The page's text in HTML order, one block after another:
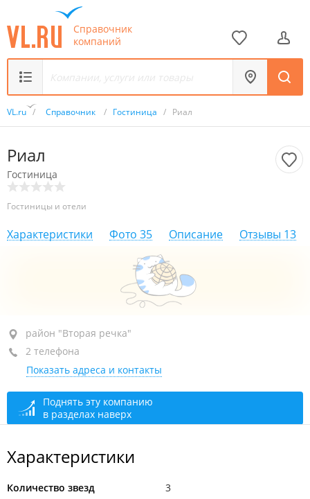
Справочник
компаний
VL.ru / Справочник / Гостиница / Риал
Риал
Гостиница
Гостиницы и отели
Характеристики Фото 35 Описание Отзывы 13
район "Вторая речка", пр-т 100-летия Владивостока,
124А
+7 (423) 233-00-71
+7 (423) 233-00-70
круглосуточно
район "Вторая речка"
2 телефона
Показать адреса и контакты
Поднять эту компанию
в разделах наверх
Характеристики
Количество звезд 3